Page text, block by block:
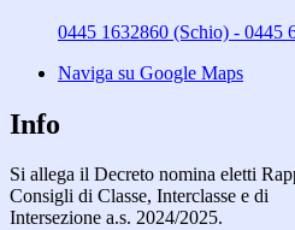
0445 1632860 (Schio) - 0445
Naviga su Google Maps
Info
Si allega il Decreto nomina eletti
Consigli di Classe, Interclasse e di
Intersezione a.s. 2024/2025.